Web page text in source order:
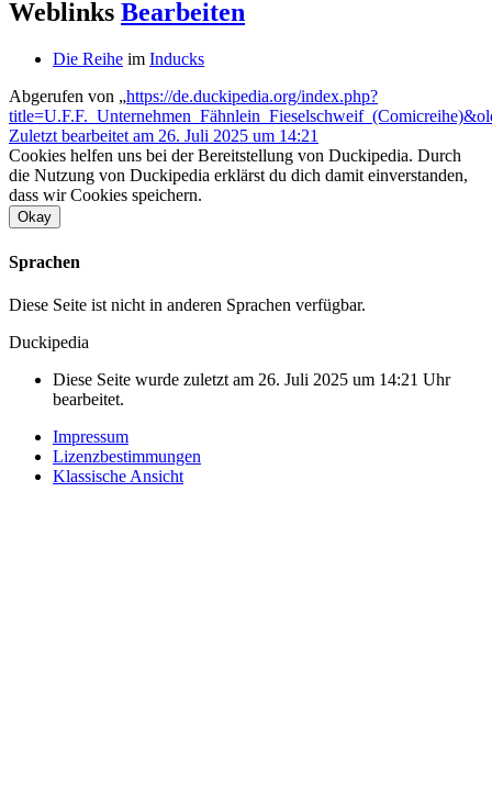
Weblinks Bearbeiten
Die Reihe im Inducks
Abgerufen von „https://de.duckipedia.org/index.php?
Zuletzt bearbeitet am 26. Juli 2025 um 14:21
Cookies helfen uns bei der Bereitstellung von Duckipedia. Durch
die Nutzung von Duckipedia erklärst du dich damit einverstanden,
dass wir Cookies speichern.
Okay
Sprachen
Diese Seite ist nicht in anderen Sprachen verfügbar.
Duckipedia
Diese Seite wurde zuletzt am 26. Juli 2025 um 14:21 Uhr
bearbeitet.
Impressum
Lizenzbestimmungen
Klassische Ansicht